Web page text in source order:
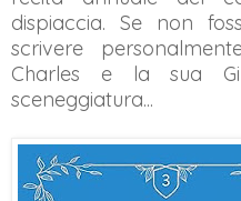
dispiaccia. Se non
scrivere
Charles e la sua
sceneggiatura...